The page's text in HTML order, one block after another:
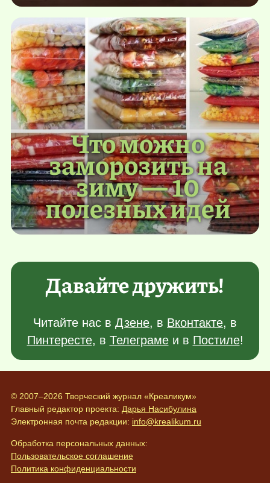
Что можно
заморозить на
зиму — 10
полезных идей
Давайте дружить!
Читайте нас в Дзене, в Вконтакте, в
Пинтересте, в Телеграмеи в Постиле!
© 2007–2026 Творческий журнал «Креаликум»
Главный редактор проекта: Дарья Насибулина
Электронная почта редакции: info@krealikum.ru
Обработка персональных данных:
Пользовательское соглашение
Политика конфиденциальности